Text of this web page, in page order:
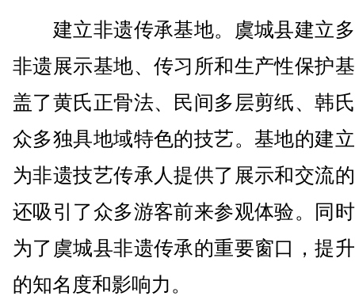
建立非遗传承基地。虞城县建立
非遗展示基地、传习所和生产性保护
盖了黄氏正骨法、民间多层剪纸、韩
众多独具地域特色的技艺。基地的建
为非遗技艺传承人提供了展示和交流
还吸引了众多游客前来参观体验。同
为了虞城县非遗传承的重要窗口，提
的知名度和影响力。